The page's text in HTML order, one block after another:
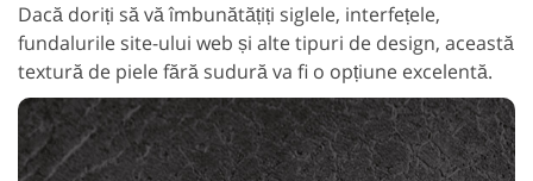
Dacă doriți să vă îmbunătățiți siglele, interfețele,
fundalurile site-ului web și alte tipuri de design, această
textură de piele fără sudură va fi o opțiune excelentă.